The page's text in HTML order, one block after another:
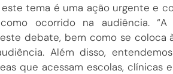
tema é uma ação urgente e
ocorrido na audiência. “A
debate, bem como se coloca
Além disso,
que acessam escolas, clínicas